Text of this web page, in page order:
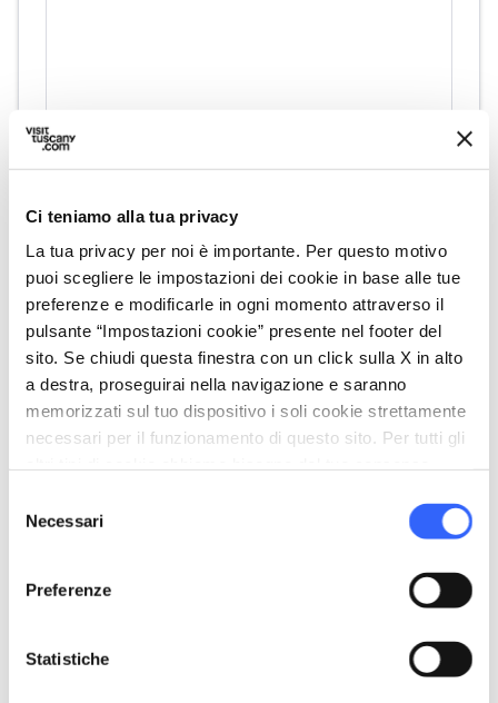
Ci teniamo alla tua privacy
La tua privacy per noi è importante. Per questo motivo
puoi scegliere le impostazioni dei cookie in base alle tue
preferenze e modificarle in ogni momento attraverso il
pulsante “Impostazioni cookie” presente nel footer del
sito. Se chiudi questa finestra con un click sulla X in alto
a destra, proseguirai nella navigazione e saranno
memorizzati sul tuo dispositivo i soli cookie strettamente
necessari per il funzionamento di questo sito. Per tutti gli
delNecessari
Preferenze
Statistiche
Informazioni
home Dove
Argentario 4 - TORRE SALINE, Orbetello,
58010, GR
language Sito Web
www.argentariocampingvillage.com
0564/870302
0564/871380